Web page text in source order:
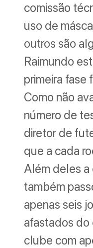
comissão
uso de
outros são
Raimundo
primeira fase
Como não
número de
diretor de
que a cada
Além deles a
também
apenas seis
afastados do
clube com